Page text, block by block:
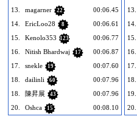
13.
magarner 22
00:06.45
14.
EricLoo28 8
00:06.61
15.
Kenolo353 123
00:06.77
16.
Nitish Bhardwaj 17
00:06.87
17.
snekle 19
00:07.60
18.
dailinli 60
00:07.96
18.
陳昇展 43
00:07.96
20.
Oshca 15 00:08.10
13.
14.
15.
16.
17.
18.
19.
20.